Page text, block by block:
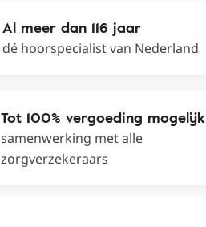
Al meer dan 116 jaar
dé hoorspecialist van Nederland
Tot 100% vergoeding mogelijk
samenwerking met alle
zorgverzekeraars